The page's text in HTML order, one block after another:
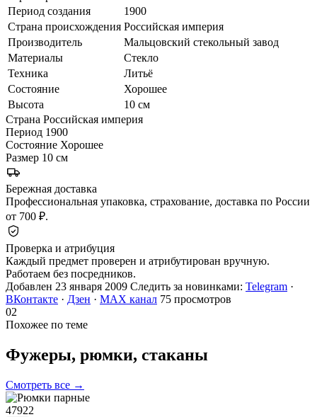
Период создания
1900
Страна происхождения Российская империя
Производитель
Мальцовский стекольный завод
Материалы
Стекло
Техника
Литьё
Состояние
Хорошее
Высота
10 см
Страна Российская империя
Период 1900
Состояние Хорошее
Размер 10 см
Бережная доставка
Профессиональная упаковка, страхование, доставка по России
от 700 ₽.
Проверка и атрибуция
Каждый предмет проверен и атрибутирован вручную.
Работаем без посредников.
Добавлен 23 января 2009 Следить за новинками: Telegram ·
ВКонтакте · Дзен · MAX канал 75 просмотров
02
Похожее по теме
Фужеры, рюмки, стаканы
Смотреть все →
47922